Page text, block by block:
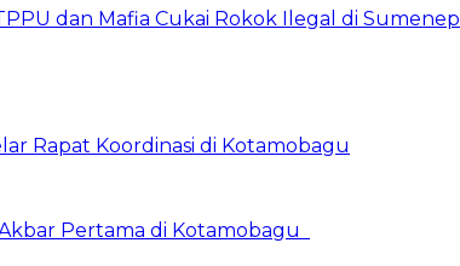
dan Mafia Cukai Rokok Ilegal di Sumenep
Rapat Koordinasi di Kotamobagu
Pertama di Kotamobagu